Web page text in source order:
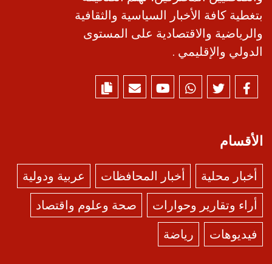
بتغطية كافة الأخبار السياسية والثقافية
والرياضية والاقتصادية على المستوى
الدولي والإقليمي .
الأقسام
أخبار محلية أخبار المحافظات
عربية ودولية
أراء وتقارير وحوارات
صحة وعلوم واقتصاد
فيديوهات
رياضة